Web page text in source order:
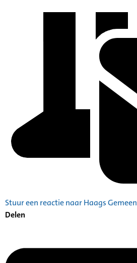
Stuur een reactie naar Haags
Delen